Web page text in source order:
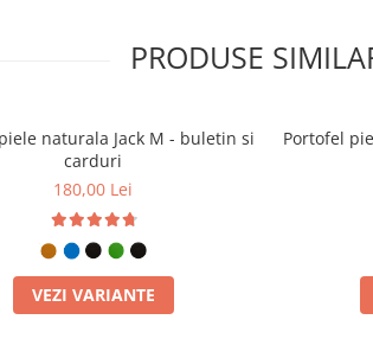
îl porți. Pielea naturală capătă
că acest portofel nu
pentru carduri, spațiu
Este alegerea celor care
produsele de serie, fragile și
PRODUSE
naturala Jack M - buletin si
carduri
180,00 Lei
VEZI VARIANTE
Portofel